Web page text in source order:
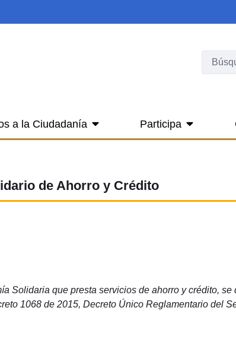
a la Ciudadanía Participa
de Ahorro y Crédito
Solidaria que presta servicios de ahorro y crédito,
1068 de 2015, Decreto Único Reglamentario del